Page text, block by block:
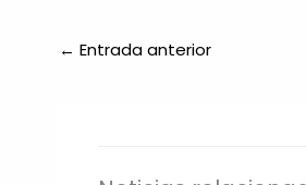
← Entrada anterior